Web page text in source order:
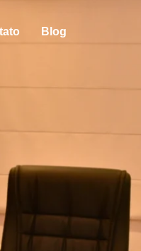
Blog